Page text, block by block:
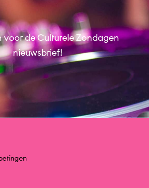
voor de Culturele Zondagen
nieuwsbrief!